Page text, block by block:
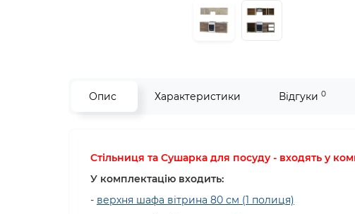
Опис Характеристики Відгуки 0
Стільниця та Сушарка для посуду - входять у
У комплектацію входить:
- верхня шафа вітрина 80 см (1 полиця)